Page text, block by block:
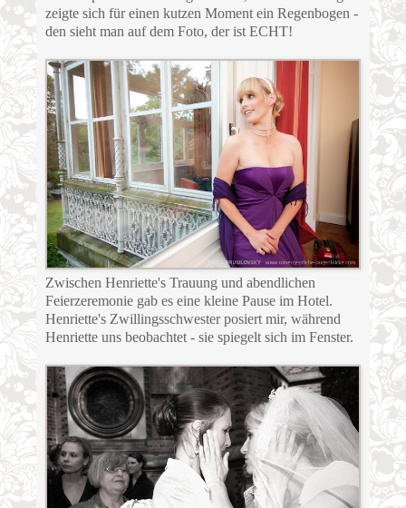
zeigte sich für einen kutzen Moment ein Regenbogen -
den sieht man auf dem Foto, der ist ECHT!
Zwischen Henriette's Trauung und abendlichen
Feierzeremonie gab es eine kleine Pause im Hotel.
Henriette's Zwillingsschwester posiert mir, während
Henriette uns beobachtet - sie spiegelt sich im Fenster.